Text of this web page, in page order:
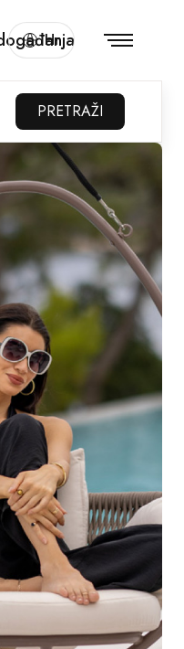
Hr
PRETRAŽI